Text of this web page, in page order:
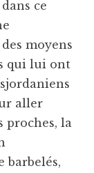
ce
moyens
qui lui ont
aller
la
barbelés,